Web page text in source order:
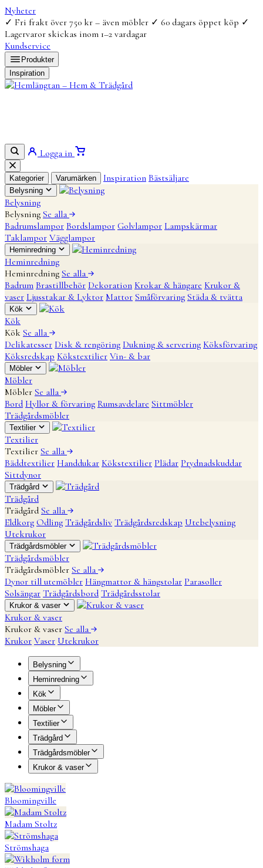
Nyheter
✓ Fri frakt över 750 kr – även möbler ✓ 60 dagars öppet köp ✓
Lagervaror skickas inom 1–2 vardagar
Kundservice
Produkter
Inspiration
Logga in
Kategorier Varumärken Inspiration Bästsäljare
Belysning
Belysning
Belysning Se alla
Badrumslampor Bordslampor Golvlampor Lampskärmar
Taklampor Vägglampor
Heminredning
Heminredning
Heminredning Se alla
Badrum Brastillbehör Dekoration Krokar & hängare Krukor &
vaser Ljusstakar & Lyktor Mattor Småförvaring Städa & tvätta
Kök
Kök
Kök Se alla
Delikatesser Disk & rengöring Dukning & servering Köksförvaring
Köksredskap Kökstextilier Vin- & bar
Möbler
Möbler
Möbler Se alla
Bord Hyllor & förvaring Rumsavdelare Sittmöbler
Trädgårdsmöbler
Textilier
Textilier
Textilier Se alla
Bäddtextilier Handdukar Kökstextilier Plädar Prydnadskuddar
Sittdynor
Trädgård
Trädgård
Trädgård Se alla
Eldkorg Odling Trädgårdsliv Trädgårdsredskap Utebelysning
Utekrukor
Trädgårdsmöbler
Trädgårdsmöbler
Trädgårdsmöbler Se alla
Dynor till utemöbler Hängmattor & hängstolar Parasoller
Solsängar Trädgårdsbord Trädgårdsstolar
Krukor & vaser
Krukor & vaser
Krukor & vaser Se alla
Krukor Vaser Utekrukor
Belysning
Heminredning
Kök
Möbler
Textilier
Trädgård
Trädgårdsmöbler
Krukor & vaser
Bloomingville
Madam Stoltz
Strömshaga